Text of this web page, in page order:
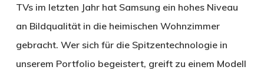
TVs im letzten Jahr hat Samsung ein hohes Niveau
an Bildqualität in die heimischen Wohnzimmer
gebracht. Wer sich für die Spitzentechnologie in
unserem Portfolio begeistert, greift zu einem Modell